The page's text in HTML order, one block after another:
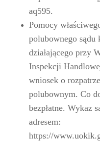
aq595.
Pomocy
polubownego sądu
działającego przy
Inspekcji
wniosek o
polubownym. Co
bezpłatne. Wykaz
adresem:
https://